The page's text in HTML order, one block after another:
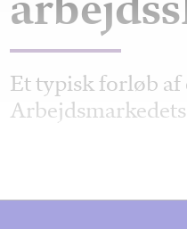
Et typisk forløb